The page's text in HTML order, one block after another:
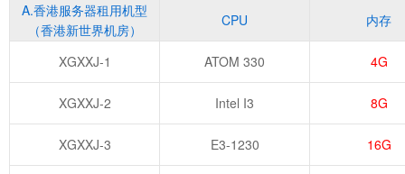
A.香港服务器租用机型
（香港新世界机房）
CPU 内存
XGXXJ-1 ATOM 330 4G
XGXXJ-2 Intel I3 8G
XGXXJ-3 E3-1230 16G